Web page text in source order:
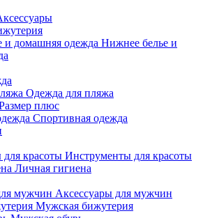
Нижнее белье и
Одежда для пляжа
плюс
Спортивная одежда
Инструменты для красоты
Личная гигиена
Аксессуары для мужчин
Мужская бижутерия